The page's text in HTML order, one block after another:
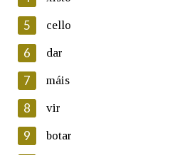
Lin e acepto as condicións
Introduce o código que aparece na
Texto de verificación
5 cello
6 dar
7 máis
8 vir
9 botar